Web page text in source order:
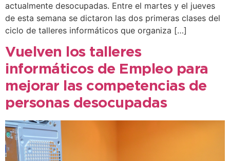
actualmente desocupadas. Entre el martes y el jueves
de esta semana se dictaron las dos primeras clases del
ciclo de talleres informáticos que organiza […]
Vuelven los talleres
informáticos de Empleo para
mejorar las competencias de
personas desocupadas